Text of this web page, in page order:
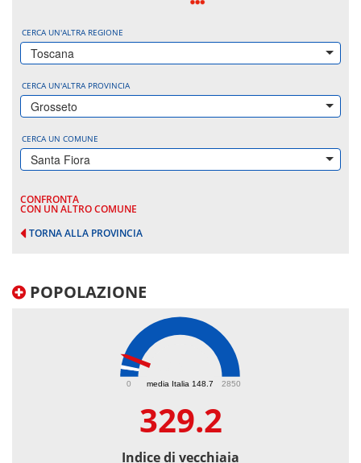
CERCA UN'ALTRA REGIONE
Toscana
CERCA UN'ALTRA PROVINCIA
Grosseto
CERCA UN COMUNE
Santa Fiora
CONFRONTA
CON UN ALTRO COMUNE
TORNA ALLA PROVINCIA
POPOLAZIONE
media Italia 148.7
0 2850
329.2
Indice di vecchiaia